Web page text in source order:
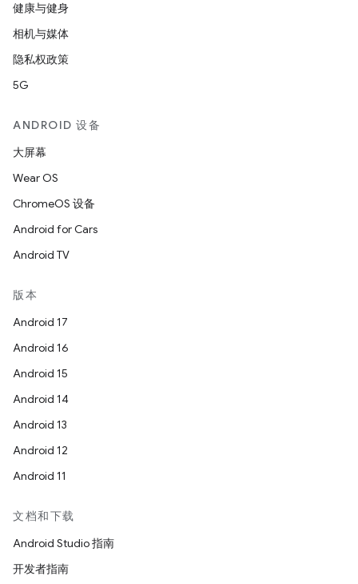
健康与健身
相机与媒体
隐私权政策
5G
ANDROID 设备
大屏幕
Wear OS
ChromeOS 设备
Android for Cars
Android TV
版本
Android 17
Android 16
Android 15
Android 14
Android 13
Android 12
Android 11
文档和下载
Android Studio 指南
开发者指南